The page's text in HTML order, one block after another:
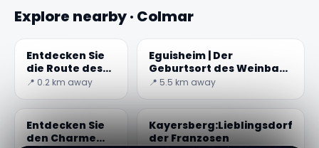
Explore nearby · Colmar
Entdecken Sie
die Route des
Vins d'Alsace in
📍 0.2 km away
Eguisheim | Der
Geburtsort des Weinbaus
im Elsass
📍 5.5 km away
Entdecken Sie
den Charme
Kayersberg:Lieblingsdorf
der Franzosen